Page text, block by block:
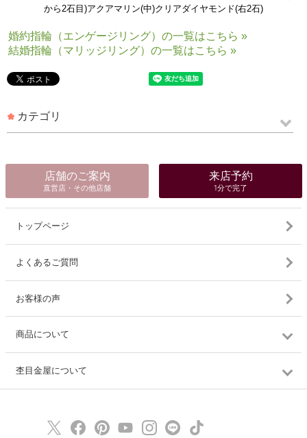
から2石目)アクアマリン(中)クリアダイヤモンド(右2石)
婚約指輪（エンゲージリング）の一覧はこちら »
結婚指輪（マリッジリング）の一覧はこちら »
カテゴリ
店舗のご案内
直営店・その他店舗
来店予約
1分で完了
トップページ
よくあるご質問
お客様の声
商品について
杢目金屋について